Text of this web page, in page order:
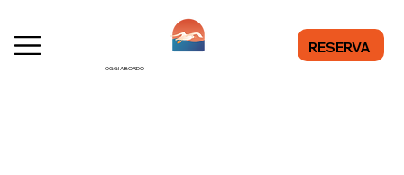
RESERVA
OGGI A BORDO